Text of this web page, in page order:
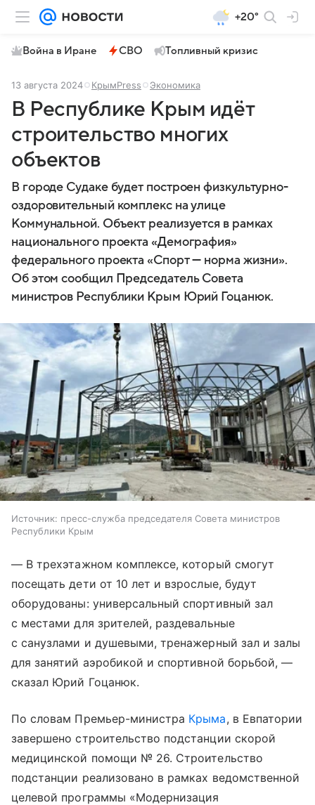
+20°
Война в Иране СВО Топливный кризис
13 августа 2024 КрымPress Экономика
В Республике Крым идёт
строительство многих
объектов
В городе Судаке будет построен физкультурно-
оздоровительный комплекс на улице
Коммунальной. Объект реализуется в рамках
национального проекта «Демография»
федерального проекта «Спорт — норма жизни».
Об этом сообщил Председатель Совета
министров Республики Крым Юрий Гоцанюк.
Источник: пресс-служба председателя Совета министров
Республики Крым
— В трехэтажном комплексе, который смогут
посещать дети от 10 лет и взрослые, будут
оборудованы: универсальный спортивный зал
с местами для зрителей, раздевальные
с санузлами и душевыми, тренажерный зал и залы
для занятий аэробикой и спортивной борьбой, —
сказал Юрий Гоцанюк.
По словам Премьер-министра Крыма, в Евпатории
завершено строительство подстанции скорой
медицинской помощи № 26. Строительство
подстанции реализовано в рамках ведомственной
целевой программы «Модернизация